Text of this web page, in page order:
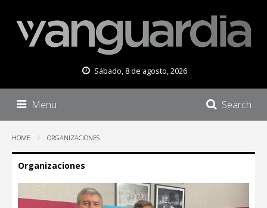
Sábado, 8 de agosto, 2026
Menu Search
HOME ORGANIZACIONES
Organizaciones